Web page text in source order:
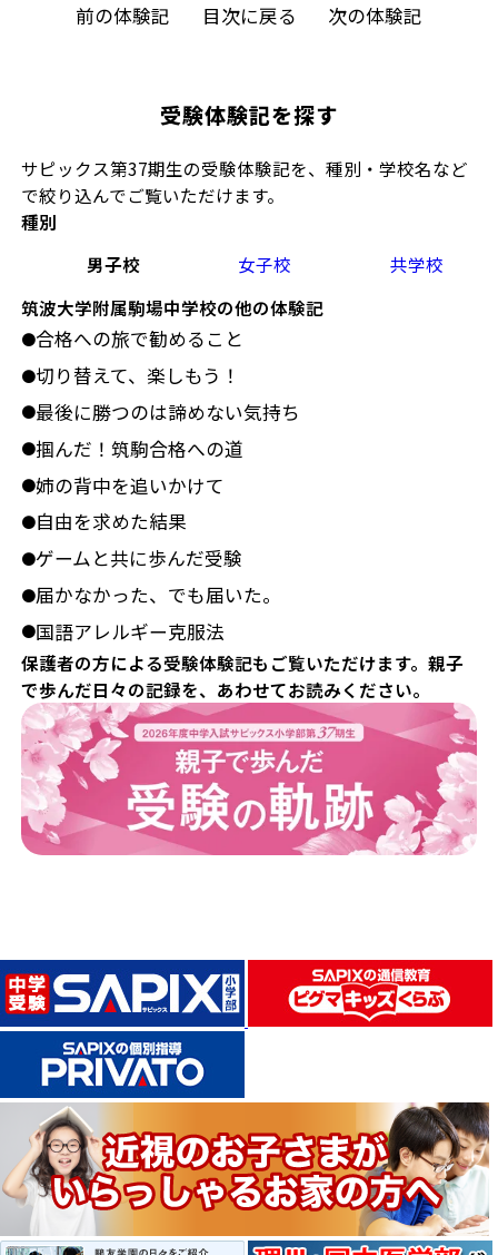
受験体験記を探す
サピックス第37期生の受験体験記を、種別・学校名など
で絞り込んでご覧いただけます。
種別
男子校
女子校
共学校
筑波大学附属駒場中学校の他の体験記
●合格への旅で勧めること
●切り替えて、楽しもう！
●最後に勝つのは諦めない気持ち
●掴んだ！筑駒合格への道
●姉の背中を追いかけて
●自由を求めた結果
●ゲームと共に歩んだ受験
●届かなかった、でも届いた。
●国語アレルギー克服法
保護者の方による受験体験記もご覧いただけます。親子
で歩んだ日々の記録を、あわせてお読みください。
前の体験記 目次に戻る 次の体験記